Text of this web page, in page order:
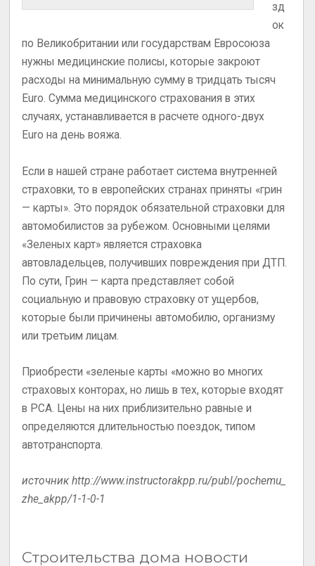
зд
ок
по Великобритании или государствам Евросоюза
нужны медицинские полисы, которые закроют
расходы на минимальную сумму в тридцать тысяч
Euro. Сумма медицинского страхования в этих
случаях, устанавливается в расчете одного-двух
Euro на день вояжа.
Если в нашей стране работает система внутренней
страховки, то в европейских странах приняты «грин
— карты». Это порядок обязательной страховки для
автомобилистов за рубежом. Основными целями
«Зеленых карт» является страховка
автовладельцев, получивших повреждения при ДТП.
По сути, Грин — карта представляет собой
социальную и правовую страховку от ущербов,
которые были причинены автомобилю, организму
или третьим лицам.
Приобрести «зеленые карты «можно во многих
страховых конторах, но лишь в тех, которые входят
в РСА. Цены на них приблизительно равные и
определяются длительностью поездок, типом
автотранспорта.
источник http://www.instructorakpp.ru/publ/pochemu_
zhe_akpp/1-1-0-1
Строительства дома новости